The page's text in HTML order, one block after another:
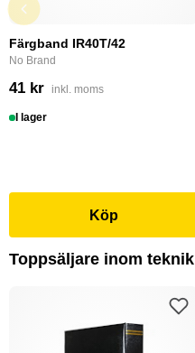
Färgband IR40T/42
No Brand
41 kr inkl. moms
I lager
Köp
Toppsäljare inom teknik